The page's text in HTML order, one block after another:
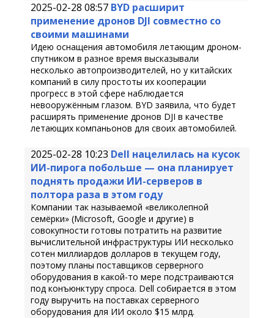
2025-02-28 08:57 BYD расширит
применение дронов DJI совместно со
своими машинами
Идею оснащения автомобиля летающим дроном-
спутником в разное время высказывали
несколько автопроизводителей, но у китайских
компаний в силу простоты их кооперации
прогресс в этой сфере наблюдается
невооружённым глазом. BYD заявила, что будет
расширять применение дронов DJI в качестве
летающих компаньонов для своих автомобилей.
2025-02-28 10:23 Dell нацелилась на кусок
ИИ-пирога побольше — она планирует
поднять продажи ИИ-серверов в
полтора раза в этом году
Компании так называемой «великолепной
семёрки» (Microsoft, Google и другие) в
совокупности готовы потратить на развитие
вычислительной инфраструктуры ИИ несколько
сотен миллиардов долларов в текущем году,
поэтому планы поставщиков серверного
оборудования в какой-то мере подстраиваются
под конъюнктуру спроса. Dell собирается в этом
году выручить на поставках серверного
оборудования для ИИ около $15 млрд.